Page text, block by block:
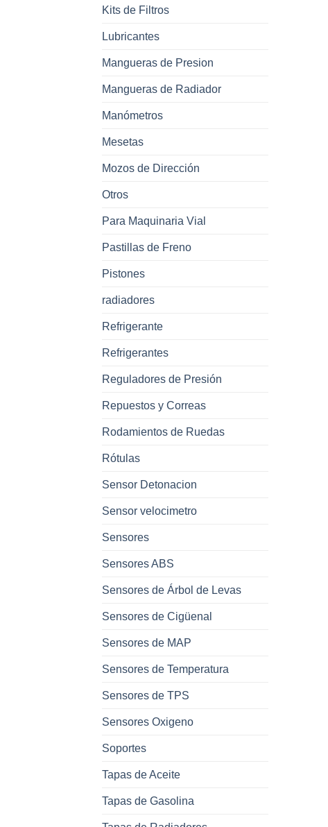
Kits de Filtros
Lubricantes
Mangueras de Presion
Mangueras de Radiador
Manómetros
Mesetas
Mozos de Dirección
Otros
Para Maquinaria Vial
Pastillas de Freno
Pistones
radiadores
Refrigerante
Refrigerantes
Reguladores de Presión
Repuestos y Correas
Rodamientos de Ruedas
Rótulas
Sensor Detonacion
Sensor velocimetro
Sensores
Sensores ABS
Sensores de Árbol de Levas
Sensores de Cigüenal
Sensores de MAP
Sensores de Temperatura
Sensores de TPS
Sensores Oxigeno
Soportes
Tapas de Aceite
Tapas de Gasolina